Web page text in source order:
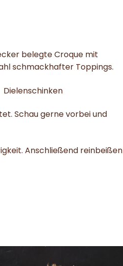
belegte Croque mit
schmackhafter Toppings.
Dielenschinken
Schau gerne vorbei und
Anschließend reinbeißen